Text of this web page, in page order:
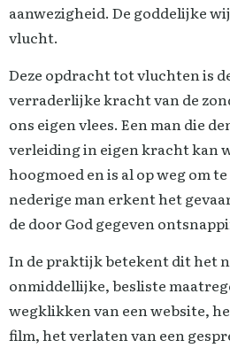
aanwezigheid. De goddelijke
vlucht.
Deze opdracht tot vluchten is
verraderlijke kracht van de
ons eigen vlees. Een man die
verleiding in eigen kracht kan
hoogmoed en is al op weg om
nederige man erkent het
de door God gegeven
In de praktijk betekent dit het
onmiddellijke, besliste
wegklikken van een website,
film, het verlaten van een